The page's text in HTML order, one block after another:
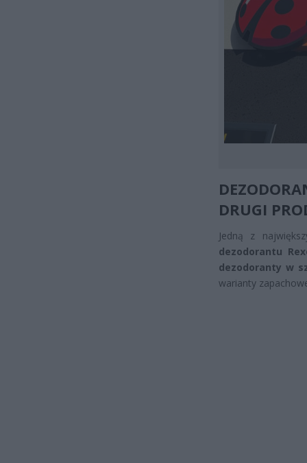
DRUGI
Jedną z
dezodorantu
dezodoranty w
warianty